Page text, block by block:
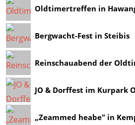
Oldtimertreffen in
Bergwacht-Fest in Steibis
Reinschauabend der
JO & Dorffest im Kurpark
„Zeammed heabe" in